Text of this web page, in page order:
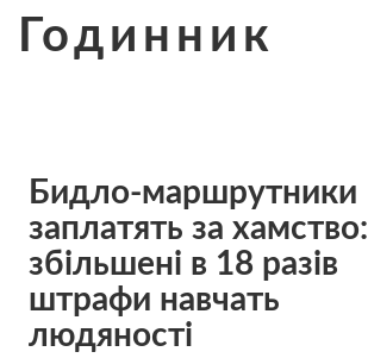
Годинник
Бидло-маршрутники
заплатять за хамство:
збільшені в 18 разів
штрафи навчать
людяності